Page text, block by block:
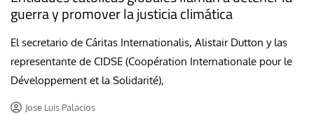
guerra y promover la justicia climática
El secretario de Cáritas Internationalis, Alistair Dutton y las
representante de CIDSE (Coopération Internationale pour le
Développement et la Solidarité),
Jose Luis Palacios